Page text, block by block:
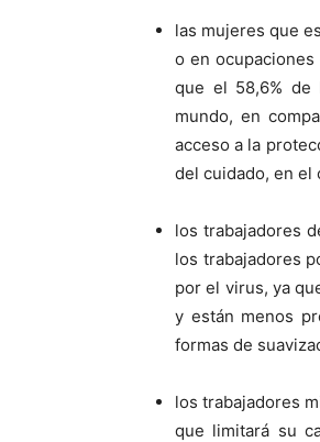
las mujeres que
o en
que el 58,6% de
mundo, en
acceso a la
del cuidado, en el
los trabajadores
los trabajadores
por el virus, ya
y están menos
formas de
los trabajadores
que limitará su